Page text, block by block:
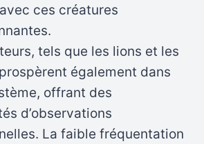
ces créatures
tels que les lions et les
également dans
offrant des
d’observations
La faible fréquentation